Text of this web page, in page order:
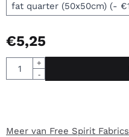
€5,25
Aantal
+
-
Meer van Free Spirit Fabrics